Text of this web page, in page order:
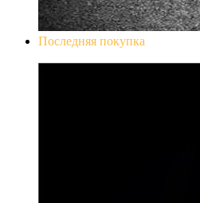
Последняя покупка